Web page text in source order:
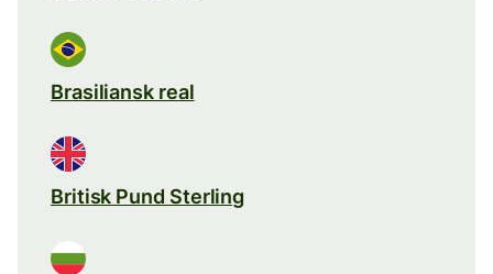
Brasiliansk real
Britisk Pund Sterling